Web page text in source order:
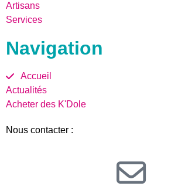
Artisans
Services
Navigation
Accueil
Actualités
Acheter des K'Dole
Nous contacter :